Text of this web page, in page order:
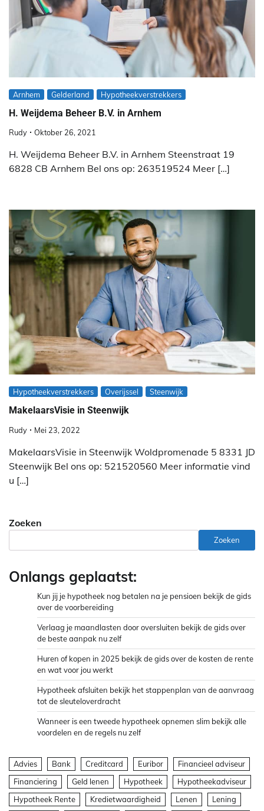
Arnhem Gelderland Hypotheekverstrekkers
H. Weijdema Beheer B.V. in Arnhem
Rudy Oktober 26, 2021
H. Weijdema Beheer B.V. in Arnhem Steenstraat 19
6828 CB Arnhem Bel ons op: 263519524 Meer […]
Hypotheekverstrekkers Overijssel Steenwijk
MakelaarsVisie in Steenwijk
Rudy Mei 23, 2022
MakelaarsVisie in Steenwijk Woldpromenade 5 8331 JD
Steenwijk Bel ons op: 521520560 Meer informatie vind
u […]
Zoeken
Zoeken
Onlangs geplaatst:
Kun jij je hypotheek nog betalen na je pensioen bekijk de gids
over de voorbereiding
Verlaag je maandlasten door oversluiten bekijk de gids over
de beste aanpak nu zelf
Huren of kopen in 2025 bekijk de gids over de kosten de rente
en wat voor jou werkt
Hypotheek afsluiten bekijk het stappenplan van de aanvraag
tot de sleuteloverdracht
Wanneer is een tweede hypotheek opnemen slim bekijk alle
voordelen en de regels nu zelf
Advies Bank Creditcard Euribor
Financieel adviseur
Financiering
Geld lenen Hypotheek
Hypotheekadviseur
Hypotheek Rente
Kredietwaardigheid Lenen
Lening